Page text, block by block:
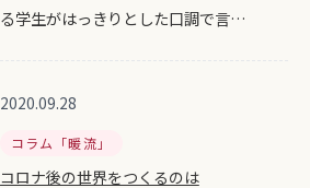
る学生がはっきりとした口調で言…
2020.09.28
コラム「暖流」
コロナ後の世界をつくるのは